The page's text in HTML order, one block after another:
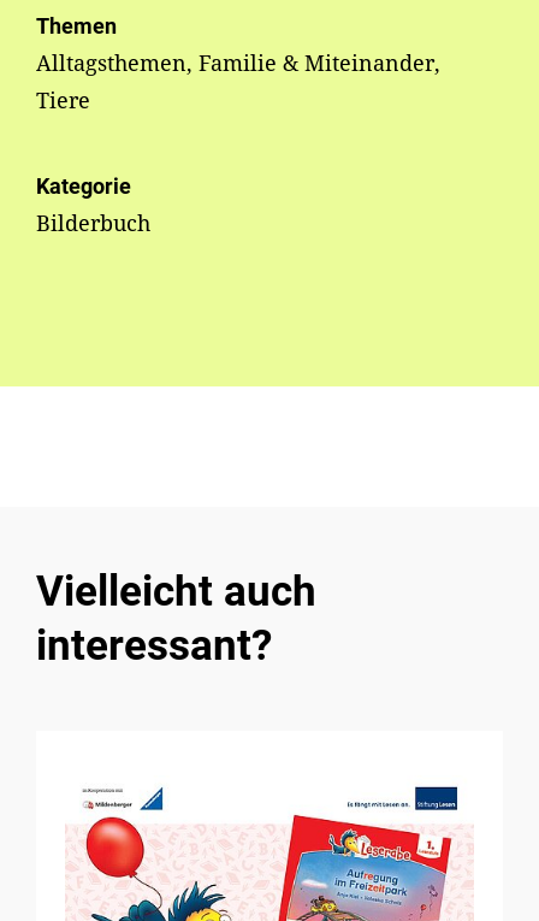
Themen
Alltagsthemen, Familie & Miteinander,
Tiere
Kategorie
Bilderbuch
Vielleicht auch
interessant?